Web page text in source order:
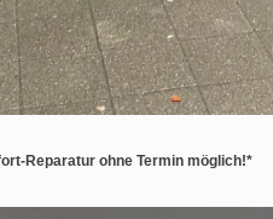
Reparatur ohne Termin möglich!*